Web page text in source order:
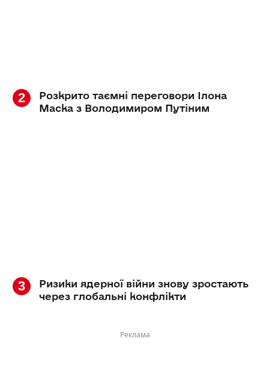
Розкрито таємні переговори Ілона
Маска з Володимиром Путіним
Ризики ядерної війни знову зростають
через глобальні конфлікти
Реклама